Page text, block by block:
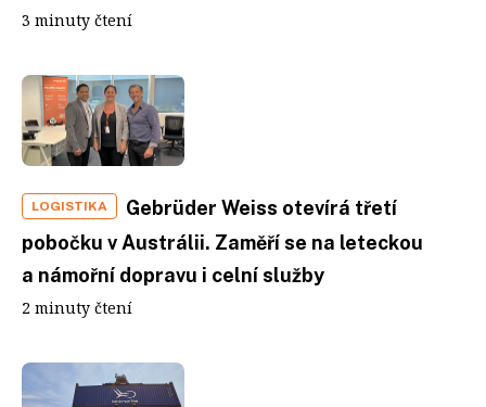
3 minuty čtení
LOGISTIKA
Gebrüder Weiss otevírá třetí
pobočku v Austrálii. Zaměří se na leteckou
a námořní dopravu i celní služby
2 minuty čtení